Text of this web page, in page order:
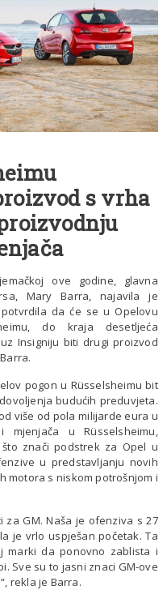
s vrha
ove godine, glavna
Mary Barra, najavila je
da će se u Opelovu
do kraja desetljeća
Insigniju biti drugi proizvod
pogon u Rüsselsheimu bit
budućih preduvjeta.
više od pola milijarde eura u
u Rüsselsheimu,
što znači podstrek za Opel u
u predstavljanju novih
motora s niskom potrošnjom i
za GM. Naša je ofenziva s 27
je vrlo uspješan početak. Ta
marki da ponovno zablista i
Sve su to jasni znaci GM-ove
rekla je Barra.